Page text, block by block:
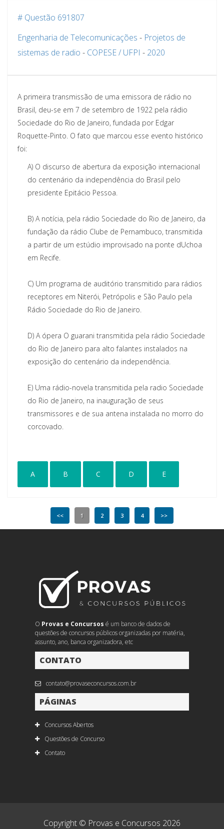
# Questão 691807
Engenharia de Telecomunicações - Projetos de
sistemas de radio - COPESE / UFPI - 2020
A primeira transmissão de uma emissora de rádio no
Brasil, deu-se em 7 de setembro de 1922 pela rádio
Sociedade do Rio de Janeiro, fundada por Edgar
Roquette-Pinto. O fato que marcou esse evento histórico
foi:
A) O discurso de abertura da exposição internacional
do centenário da independência do Brasil pelo
presidente Epitácio Pessoa.
B) A notícia, pela rádio Sociedade do Rio de Janeiro, da
fundação da rádio Clube de Pernambuco, transmitida
a partir de um estúdio improvisado na ponte dUchoa
em Recife.
C) Um programa de auditório transmitido para rádios
receptores em Niterói, Petrópolis e São Paulo pela
Rádio Sociedade do Rio de Janeiro.
D) A ópera O guarani transmitida pela rádio Sociedade
do Rio de Janeiro para alto falantes instalados na
exposição do centenário da independência.
E) Uma rádio-novela transmitida pela radio Sociedade
do Rio de Janeiro, na inauguração de seus
transmissores e de sua antena instalada no morro do
corcovado.
A B C D E
<< 1 2 3 4 >>
O Provas e Concursos é um banco de dados de
questões de concursos públicos organizadas por matéria,
assunto, ano, banca organizadora, etc
CONTATO
contato@provaseconcursos.com.br
PÁGINAS
Concursos Abertos
Questões de Concurso
Contato
Copyright © Provas e Concursos 2026